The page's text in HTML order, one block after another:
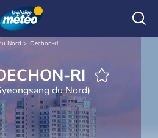
Nord Oechon-ri
OECHON-RI
du Nord)